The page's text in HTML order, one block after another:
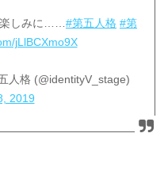
しみに……#第五人格 #第
jLlBCXmo9X
人格 (@identityV_stage)
2019